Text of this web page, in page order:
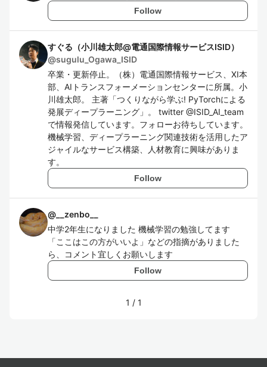
Follow
すぐる（小川雄太郎@電通国際情報サービスISID）
@sugulu_Ogawa_ISID
卒業・更新停止。（株）電通国際情報サービス、XI本
部、AIトランスフォーメーションセンターに所属。小
川雄太郎。 主著「つくりながら学ぶ! PyTorchによる
発展ディープラーニング」。 twitter @ISID_AI_team
で情報発信しています。フォローお待ちしています。
機械学習、ディープラーニング関連技術を活用したア
ジャイルなサービス構築、人材教育に興味がありま
す。
Follow
@ __zenbo__
中学2年生になりました 機械学習の勉強してます
「ここはこの方がいいよ」などの指摘がありました
ら、コメント宜しくお願いします
Follow
1 / 1